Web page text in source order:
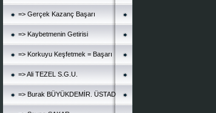
=> Gerçek Kazanç Başarı
=> Kaybetmenin Getirisi
=> Korkuyu Keşfetmek = Başarı
=> Ali TEZEL S.G.U.
=> Burak BÜYÜKDEMİR. ÜSTAD